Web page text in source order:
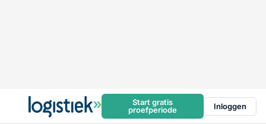
Start gratis
proefperiode
Inloggen